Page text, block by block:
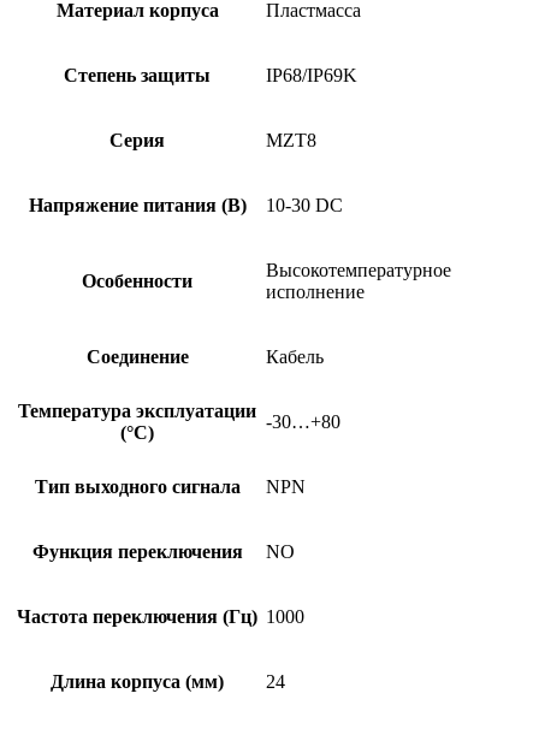
Материал корпуса Пластмасса
Степень защиты IP68/IP69K
Серия MZT8
Напряжение питания (В) 10-30 DC
Особенности
Высокотемпературное
исполнение
Соединение Кабель
Температура эксплуатации
(°C)
-30…+80
Тип выходного сигнала NPN
Функция переключения NO
Частота переключения (Гц) 1000
Длина корпуса (мм) 24